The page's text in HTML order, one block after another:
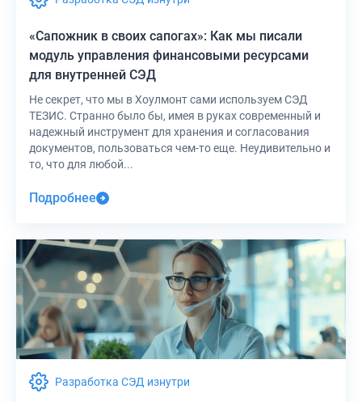
«Сапожник в своих сапогах»: Как мы писали
модуль управления финансовыми ресурсами
для внутренней СЭД
Не секрет, что мы в Хоулмонт сами используем СЭД
ТЕЗИС. Странно было бы, имея в руках современный и
надежный инструмент для хранения и согласования
документов, пользоваться чем-то еще. Неудивительно и
то, что для любой...
Подробнее
Разработка СЭД изнутри